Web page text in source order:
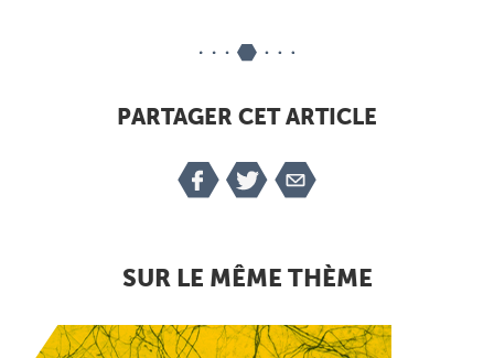
PARTAGER CET ARTICLE
SUR LE MÊME THÈME